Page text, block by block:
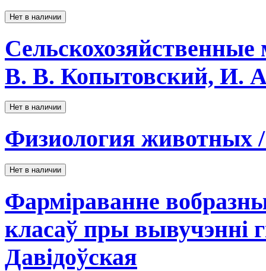
Нет в наличии
В. В. Копытовский, И.
Нет в наличии
Физиология животных
Нет в наличии
Фарміраванне
класаў пры вывучэнні
Давідоўская